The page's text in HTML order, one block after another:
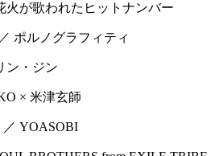
が歌われたヒットナンバー
ポルノグラフィティ
ン・ジン
× 米津玄師
／ YOASOBI